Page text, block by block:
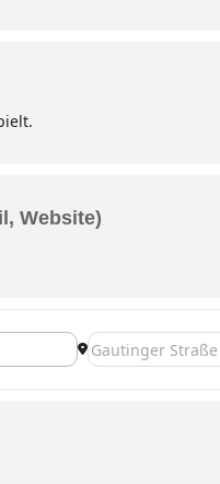
Website)
Zieladresse -